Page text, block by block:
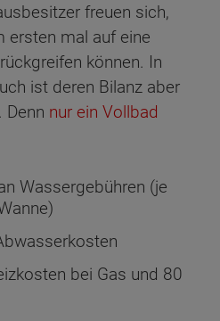
freuen sich,
ersten mal auf eine
können. In
ist deren Bilanz aber
Denn nur ein Vollbad
Wassergebühren (je
bei Gas und 80